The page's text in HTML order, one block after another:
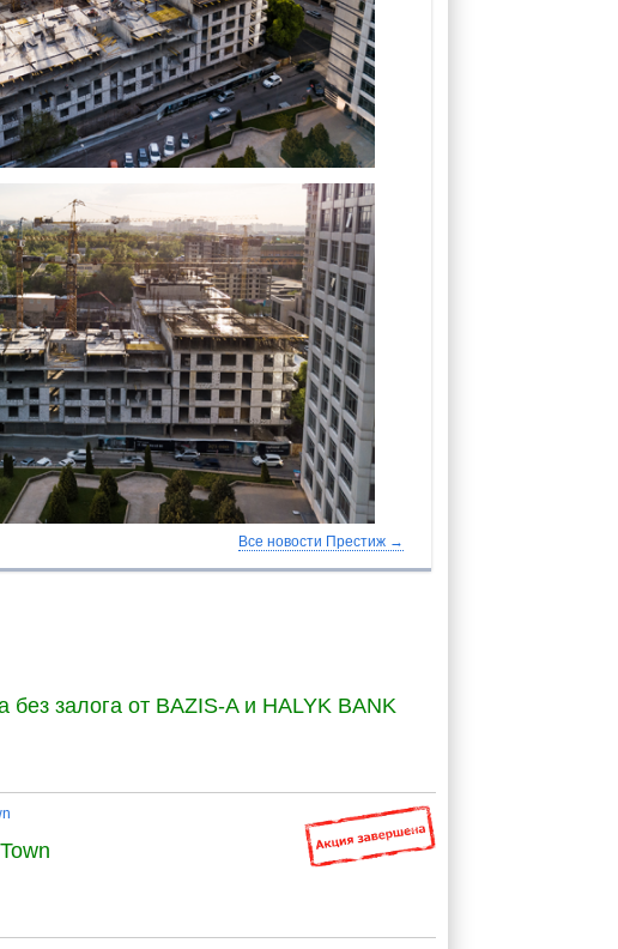
Все новости Престиж →
без залога от BAZIS-A и HALYK BANK